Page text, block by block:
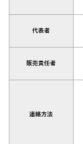
代表者
販売責任者
連絡方法